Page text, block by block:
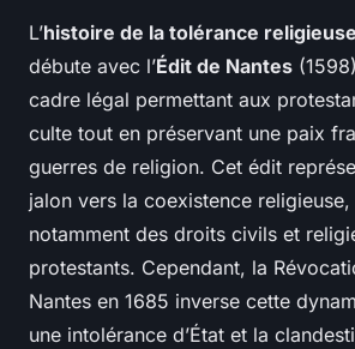
L’histoire de la tolérance religieuse
débute avec l’Édit de Nantes
cadre légal permettant aux
culte tout en préservant une paix
guerres de religion. Cet édit
jalon vers la coexistence
notamment des droits civils et
protestants. Cependant, la
Nantes en 1685 inverse cette
une intolérance d’État et la